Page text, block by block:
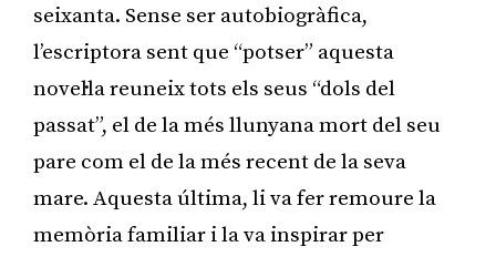
seixanta. Sense ser autobiogràfica,
l’escriptora sent que “potser” aquesta
novel·la reuneix tots els seus “dols del
passat”, el de la més llunyana mort del seu
pare com el de la més recent de la seva
mare. Aquesta última, li va fer remoure la
memòria familiar i la va inspirar per